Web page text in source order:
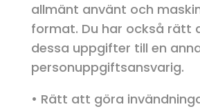
allmänt använt och
format. Du har också rätt
dessa uppgifter till en
personuppgiftsansvarig.
• Rätt att göra